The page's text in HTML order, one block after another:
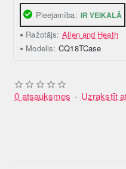
Pieejamība: IR VEIKALĀ
Ražotājs: Allen and Heath
Modelis: CQ18TCase
0 atsauksmes - Uzrakstīt